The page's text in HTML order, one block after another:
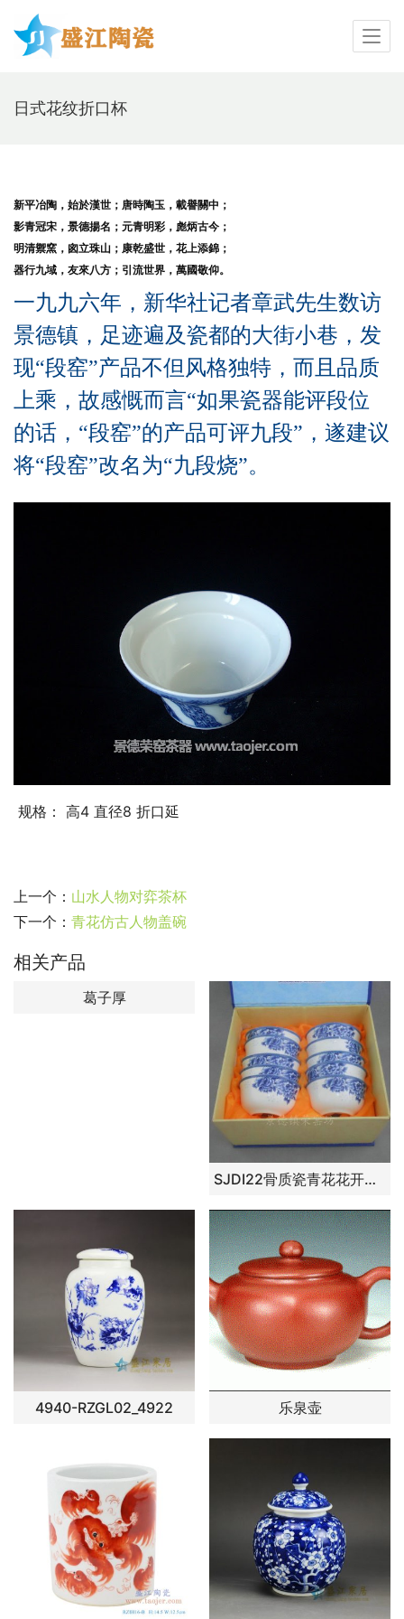
日式花纹折口杯
新平冶陶，始於漢世；唐時陶玉，載譽關中；
影青冠宋，景德揚名；元青明彩，彪炳古今；
明清禦窯，囪立珠山；康乾盛世，花上添錦；
器行九域，友來八方；引流世界，萬國敬仰。
一九九六年，新华社记者章武先生数访
景德镇，足迹遍及瓷都的大街小巷，发
现“段窑”产品不但风格独特，而且品质
上乘，故感慨而言“如果瓷器能评段位
的话，“段窑”的产品可评九段”，遂建议
将“段窑”改名为“九段烧”。
规格： 高4 直径8 折口延
上一个： 山水人物对弈茶杯
下一个： 青花仿古人物盖碗
相关产品
葛子厚
SJDI22骨质瓷青花花开满园碗 （10个一套）
4940-RZGL02_4922 乐泉壶